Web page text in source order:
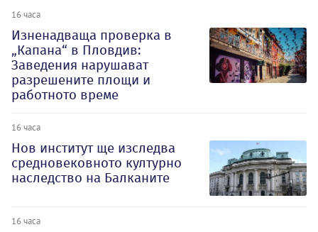
16 часа
Изненадваща проверка в
„Капана“ в Пловдив:
Заведения нарушават
разрешените площи и
работното време
16 часа
Нов институт ще изследва
средновековното културно
наследство на Балканите
16 часа